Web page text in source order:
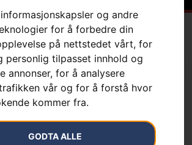
og andre
for å forbedre din
på nettstedet vårt, for
personlig tilpasset innhold og
annonser, for å analysere
vår og for å forstå hvor
kommer fra.
GODTA ALLE